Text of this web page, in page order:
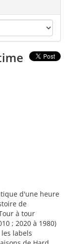
d'une heure
de
à tour
; 2020 à 1980)
labels